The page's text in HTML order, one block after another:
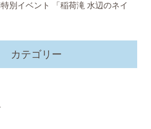
別イベント 「稲荷滝 水辺のネイ
カテゴリー